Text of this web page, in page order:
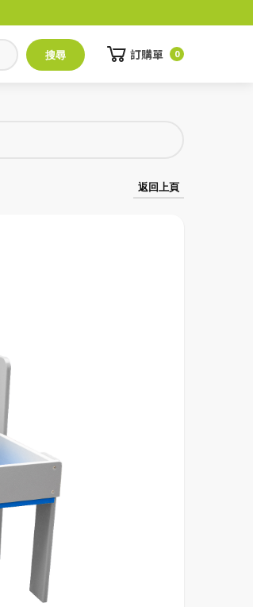
訂購單 0
返回上頁